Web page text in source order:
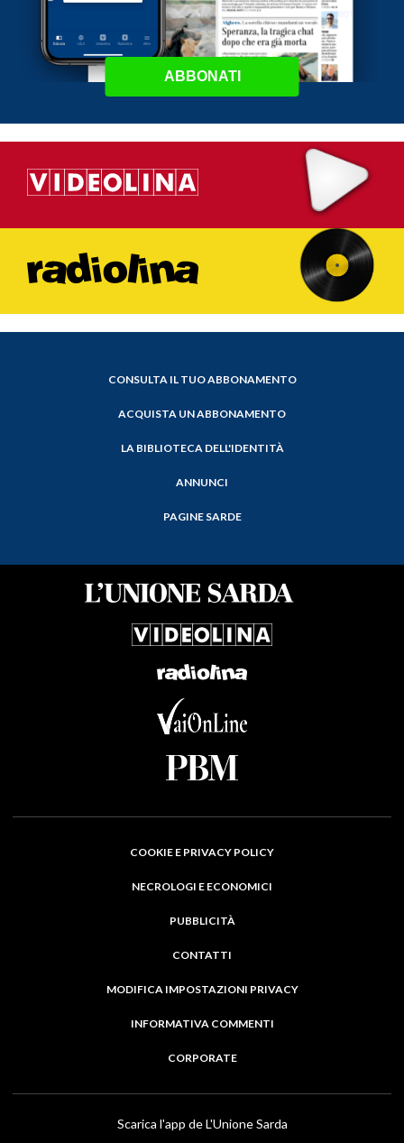
ABBONATI
CONSULTA IL TUO ABBONAMENTO
ACQUISTA UN ABBONAMENTO
LA BIBLIOTECA DELL'IDENTITÀ
ANNUNCI
PAGINE SARDE
COOKIE E PRIVACY POLICY
NECROLOGI E ECONOMICI
PUBBLICITÀ
CONTATTI
MODIFICA IMPOSTAZIONI PRIVACY
INFORMATIVA COMMENTI
CORPORATE
Scarica l'app de L'Unione Sarda